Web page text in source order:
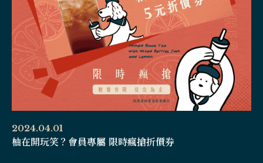
2024.04.01
柚在開玩笑？會員專屬 限時瘋搶折價券